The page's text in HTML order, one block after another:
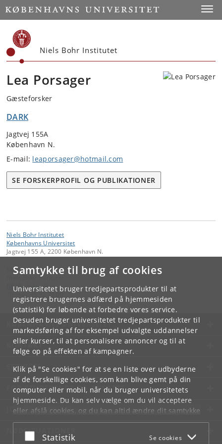
Samtykke til brug af cookies
Universitetet bruger tredjepartsprodukter til at
registrere brugernes adfærd på hjemmesiden
(statistik) for løbende at forbedre vores service.
Desuden bruger universitetet tredjepartsprodukter til
markedsføring af for eksempel udvalgte uddannelser
eller kurser, til at personalisere annoncer og til at
følge op på effekten af kampagner.
Klik på "Se cookies" for at se en liste over udbyderne
af de forskellige cookies, som kan blive gemt på din
computer eller mobil, når du bruger universitetets
hjemmeside. Du kan selv vælge om du vil acceptere
eller afslå cookies, og du kan altid ændre dit samtykke
underCookie- og privatlivspolitiksom du finder i
bunden af hver side.
Acceptér eller afslå
Statistik Se cookies
Start
Niels Bohr Institutet
Lea Porsager
Gæsteforsker
DARK
Jagtvej 155A
København N.
E-mail: leaporsager@hotmail.com
SE FORSKERPROFIL OG PUBLIKATIONER
Niels Bohr Institutet
Københavns Universitet
Jagtvej 155 A, 2200 København N.
Kontakt:
Niels Bohr Institutet
NBI@ nbi ku.dk
KØBENHAVNS UNIVERSITET
KONTAKT
SERVICES
FOR STUDERENDE OG ANSATTE
JOB OG KARRIERE
NØDSITUATIONER